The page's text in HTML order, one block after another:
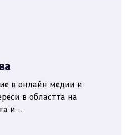
в онлайн медии и
в областта на
и ...